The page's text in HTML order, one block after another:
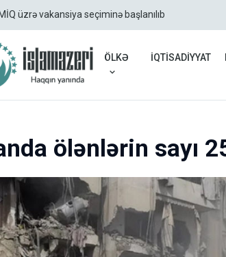
MİQ üzrə vakansiya seçiminə başlanılıb
ÖLKƏ İQTİSADİYYAT
ölənlərin sayı